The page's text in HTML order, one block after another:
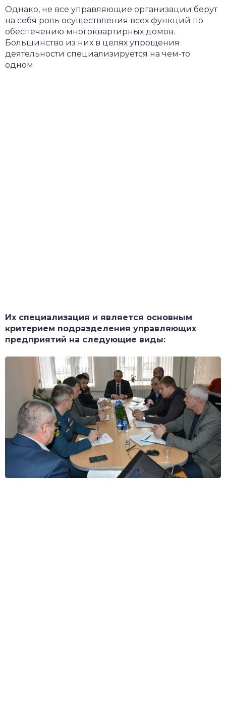
Однако, не все управляющие организации берут
на себя роль осуществления всех функций по
обеспечению многоквартирных домов.
Большинство из них в целях упрощения
деятельности специализируется на чем-то
одном.
Их специализация и является основным
критерием подразделения управляющих
предприятий на следующие виды: